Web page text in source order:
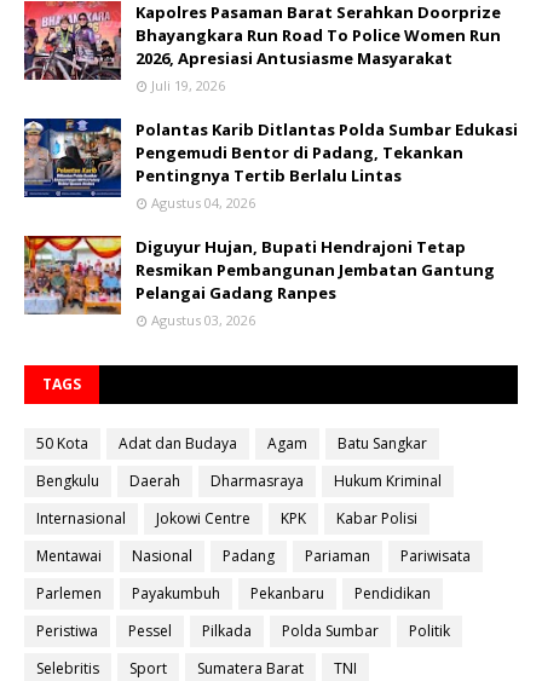
Kapolres Pasaman Barat Serahkan Doorprize
Bhayangkara Run Road To Police Women Run
2026, Apresiasi Antusiasme Masyarakat
Juli 19, 2026
Polantas Karib Ditlantas Polda Sumbar Edukasi
Pengemudi Bentor di Padang, Tekankan
Pentingnya Tertib Berlalu Lintas
Agustus 04, 2026
Diguyur Hujan, Bupati Hendrajoni Tetap
Resmikan Pembangunan Jembatan Gantung
Pelangai Gadang Ranpes
Agustus 03, 2026
TAGS
50 Kota Adat dan Budaya Agam
Batu Sangkar
Bengkulu
Daerah Dharmasraya
Hukum Kriminal
Internasional
Jokowi Centre KPK
Kabar Polisi
Mentawai
Nasional Padang Pariaman
Pariwisata
Parlemen
Payakumbuh Pekanbaru
Pendidikan
Peristiwa
Pessel Pilkada Polda Sumbar
Politik
Selebritis
Sport Sumatera Barat TNI